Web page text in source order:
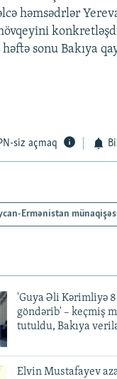
həmsədrlər
sonu Bakıya
siz açmaq
Ermənistan
'Guya Əli Kərimliyə
göndərib' – keçmiş
tutuldu, Bakıya
Elvin Mustafayev